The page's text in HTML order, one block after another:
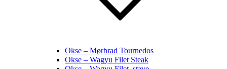
Okse – Mørbrad Tournedos
Okse – Wagyu Filet Steak